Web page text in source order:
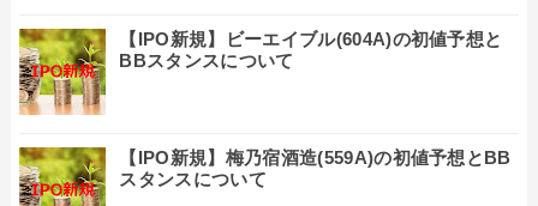
【IPO新規】ビーエイブル(604A)の初値予想と
BBスタンスについて
【IPO新規】梅乃宿酒造(559A)の初値予想とBB
スタンスについて